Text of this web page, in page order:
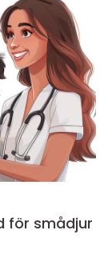
för smådjur